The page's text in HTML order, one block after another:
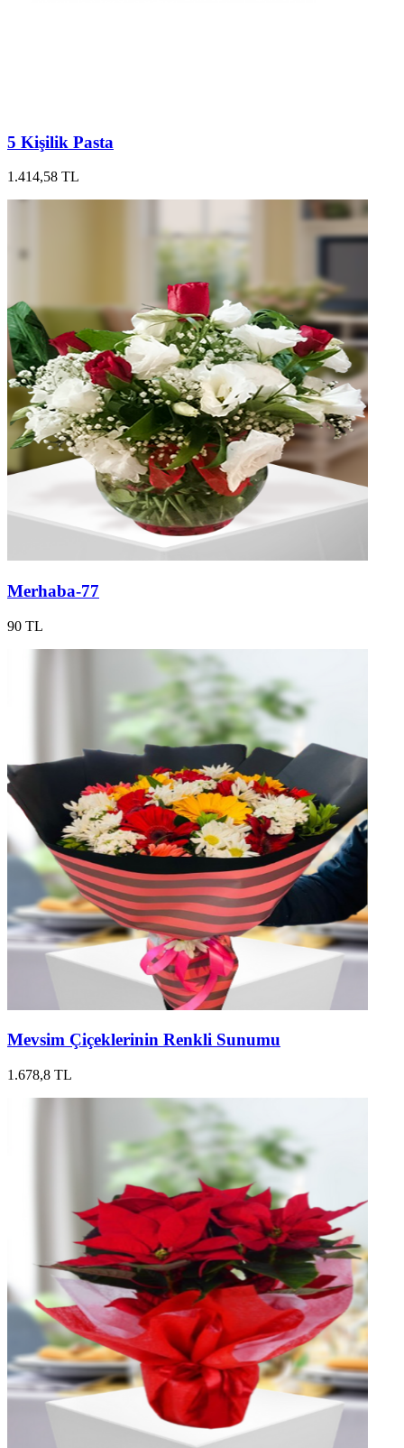
5 Kişilik Pasta
1.414,58 TL
Merhaba-77
90 TL
Mevsim Çiçeklerinin Renkli Sunumu
1.678,8 TL